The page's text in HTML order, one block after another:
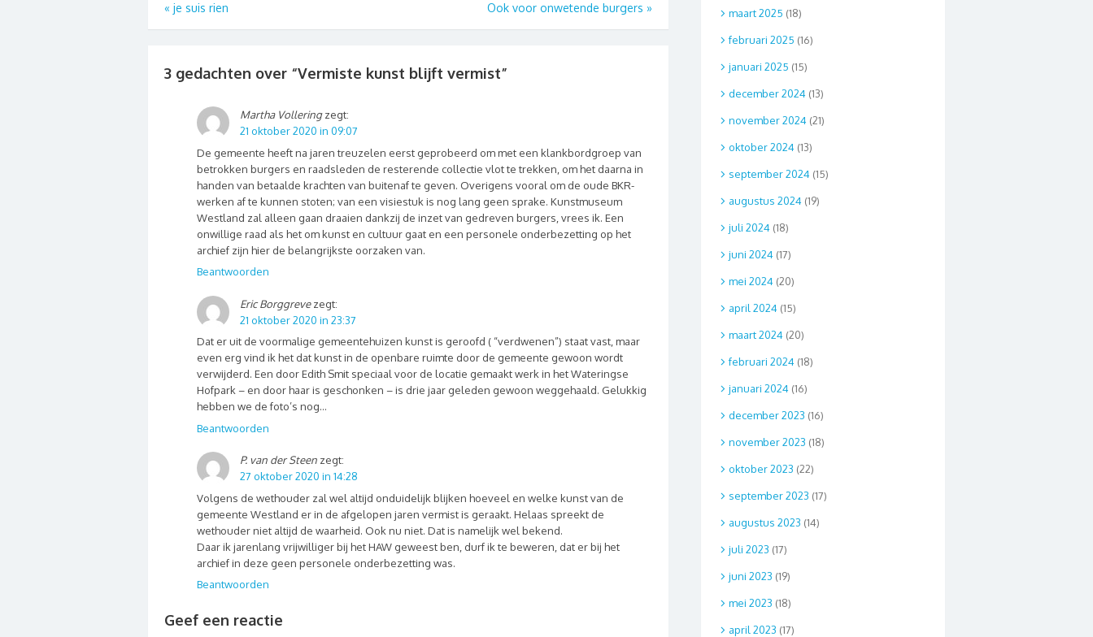
« je suis rien Ook voor onwetende burgers »
3 gedachten over “Vermiste kunst blijft vermist”
Martha Vollering zegt:
21 oktober 2020 in 09:07
De gemeente heeft na jaren treuzelen eerst geprobeerd om met een klankbordgroep van
betrokken burgers en raadsleden de resterende collectie vlot te trekken, om het daarna in
handen van betaalde krachten van buitenaf te geven. Overigens vooral om de oude BKR-
werken af te kunnen stoten; van een visiestuk is nog lang geen sprake. Kunstmuseum
Westland zal alleen gaan draaien dankzij de inzet van gedreven burgers, vrees ik. Een
onwillige raad als het om kunst en cultuur gaat en een personele onderbezetting op het
archief zijn hier de belangrijkste oorzaken van.
Beantwoorden
Eric Borggreve zegt:
21 oktober 2020 in 23:37
Dat er uit de voormalige gemeentehuizen kunst is geroofd ( “verdwenen”) staat vast, maar
even erg vind ik het dat kunst in de openbare ruimte door de gemeente gewoon wordt
verwijderd. Een door Edith Smit speciaal voor de locatie gemaakt werk in het Wateringse
Hofpark – en door haar is geschonken – is drie jaar geleden gewoon weggehaald. Gelukkig
hebben we de foto’s nog…
Beantwoorden
P. van der Steen zegt:
27 oktober 2020 in 14:28
Volgens de wethouder zal wel altijd onduidelijk blijken hoeveel en welke kunst van de
gemeente Westland er in de afgelopen jaren vermist is geraakt. Helaas spreekt de
wethouder niet altijd de waarheid. Ook nu niet. Dat is namelijk wel bekend.
Daar ik jarenlang vrijwilliger bij het HAW geweest ben, durf ik te beweren, dat er bij het
archief in deze geen personele onderbezetting was.
Beantwoorden
Geef een reactie
maart 2025 (18)
februari 2025 (16)
januari 2025 (15)
december 2024 (13)
november 2024 (21)
oktober 2024 (13)
september 2024 (15)
augustus 2024 (19)
juli 2024 (18)
juni 2024 (17)
mei 2024 (20)
april 2024 (15)
maart 2024 (20)
februari 2024 (18)
januari 2024 (16)
december 2023 (16)
november 2023 (18)
oktober 2023 (22)
september 2023 (17)
augustus 2023 (14)
juli 2023 (17)
juni 2023 (19)
mei 2023 (18)
april 2023 (17)